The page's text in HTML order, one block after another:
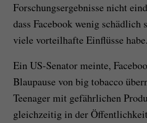
Forschungsergebnisse nicht
dass Facebook wenig schädlich
viele vorteilhafte Einflüsse habe.
Ein US-Senator meinte,
Blaupause von big tobacco
Teenager mit gefährlichen
gleichzeitig in der